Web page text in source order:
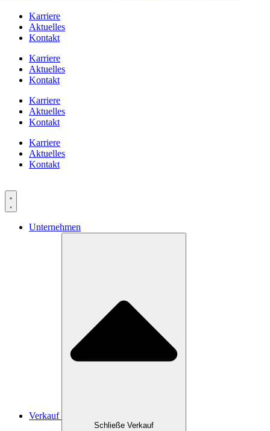
Karriere
Aktuelles
Kontakt
Karriere
Aktuelles
Kontakt
Karriere
Aktuelles
Kontakt
Karriere
Aktuelles
Kontakt
Unternehmen
Verkauf
Schließe Verkauf